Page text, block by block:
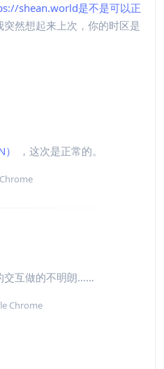
shean.world是不是可以正
突然想起来上次，你的时区是
，这次是正常的。
交互做的不明朗……
Chrome